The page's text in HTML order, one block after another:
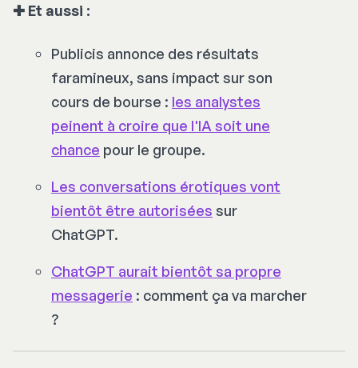
✚ Et aussi :
Publicis annonce des résultats
faramineux, sans impact sur son
cours de bourse : les analystes
peinent à croire que l'IA soit une
chance pour le groupe.
Les conversations érotiques vont
bientôt être autorisées sur
ChatGPT.
ChatGPT aurait bientôt sa propre
messagerie : comment ça va marcher
?